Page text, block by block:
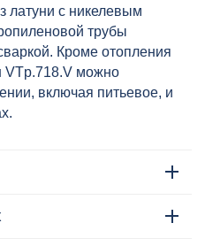
латуни с никелевым
трубы
Кроме отопления
VTp.718.V можно
включая питьевое, и